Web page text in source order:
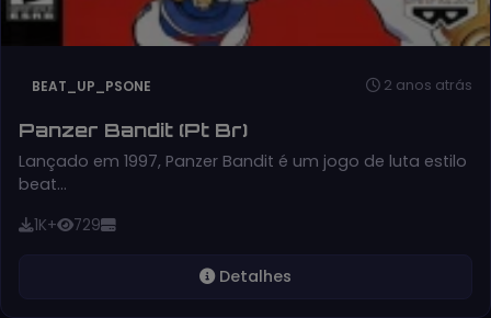
BEAT_UP_PSONE 2 anos atrás
Panzer Bandit (Pt Br)
Lançado em 1997, Panzer Bandit é um jogo de luta estilo
beat…
1K+ 729
Detalhes